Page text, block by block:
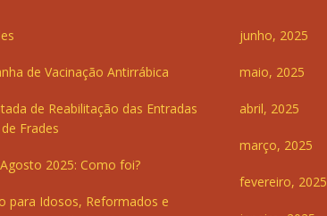
de Vacinação Antirrábica
de Reabilitação das Entradas
Frades
2025: Como foi?
para Idosos, Reformados e
junho, 2025
maio, 2025
abril, 2025
março, 2025
fevereiro, 2025